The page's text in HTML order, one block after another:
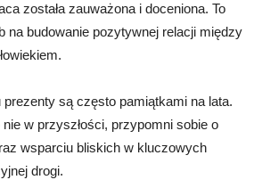
została zauważona i doceniona. To
na budowanie pozytywnej relacji między
są często pamiątkami na lata.
w przyszłości, przypomni sobie o
wsparciu bliskich w kluczowych
drogi.